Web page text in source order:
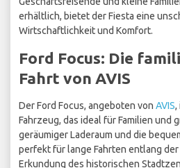
erhältlich, bietet der Fiesta eine
Wirtschaftlichkeit und Komfort.
Ford Focus: Die
Fahrt von AVIS
Der Ford Focus, angeboten von AVIS,
Fahrzeug, das ideal für Familien und
geräumiger Laderaum und die
perfekt für lange Fahrten entlang
Erkundung des historischen